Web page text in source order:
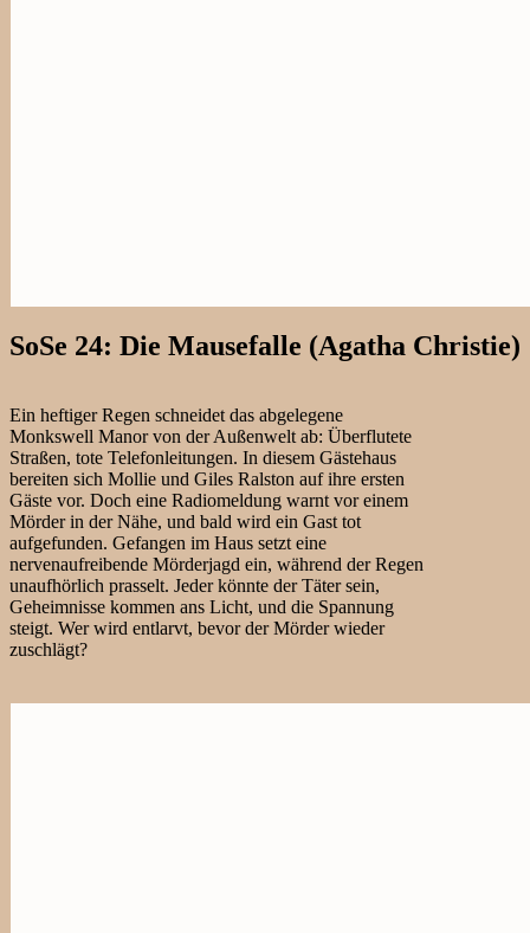
SoSe 24: Die Mausefalle (Agatha Christie)
Ein heftiger Regen schneidet das abgelegene
Monkswell Manor von der Außenwelt ab: Überflutete
Straßen, tote Telefonleitungen. In diesem Gästehaus
bereiten sich Mollie und Giles Ralston auf ihre ersten
Gäste vor. Doch eine Radiomeldung warnt vor einem
Mörder in der Nähe, und bald wird ein Gast tot
aufgefunden. Gefangen im Haus setzt eine
nervenaufreibende Mörderjagd ein, während der Regen
unaufhörlich prasselt. Jeder könnte der Täter sein,
Geheimnisse kommen ans Licht, und die Spannung
steigt. Wer wird entlarvt, bevor der Mörder wieder
zuschlägt?